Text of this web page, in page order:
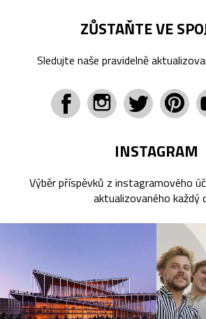
ZŮSTAŇTE VE
Sledujte naše pravidelně
INSTAGRAM
Výběr příspěvků z instagramového
aktualizovaného každý